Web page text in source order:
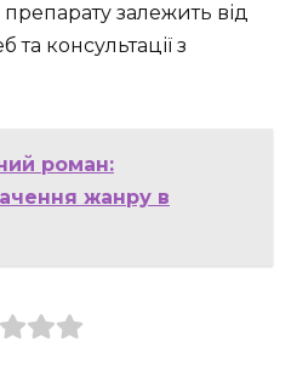
залежить від
та консультації з
роман:
жанру в